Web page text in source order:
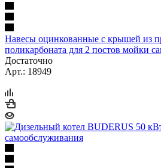
Навесы оцинкованные с крышей из
поликарбоната для 2 постов мойки
Достаточно
Арт.: 18949